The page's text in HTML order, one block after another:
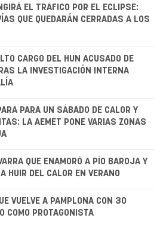
EL TRÁFICO POR EL ECLIPSE:
QUE QUEDARÁN CERRADAS A LOS
CARGO DEL HUN ACUSADO DE
LA INVESTIGACIÓN INTERNA
PARA UN SÁBADO DE CALOR Y
LA AEMET PONE VARIAS ZONAS
QUE ENAMORÓ A PÍO BAROJA Y
HUIR DEL CALOR EN VERANO
VUELVE A PAMPLONA CON 30
COMO PROTAGONISTA